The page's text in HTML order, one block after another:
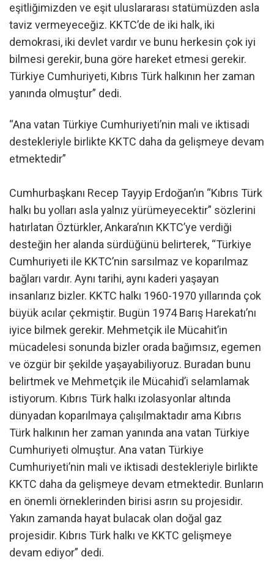
eşitliğimizden ve eşit uluslararası statümüzden asla
taviz vermeyeceğiz. KKTC’de de iki halk, iki
demokrasi, iki devlet vardır ve bunu herkesin çok iyi
bilmesi gerekir, buna göre hareket etmesi gerekir.
Türkiye Cumhuriyeti, Kıbrıs Türk halkının her zaman
yanında olmuştur” dedi.
“Ana vatan Türkiye Cumhuriyeti’nin mali ve iktisadi
destekleriyle birlikte KKTC daha da gelişmeye devam
etmektedir”
Cumhurbaşkanı Recep Tayyip Erdoğan’ın “Kıbrıs Türk
halkı bu yolları asla yalnız yürümeyecektir” sözlerini
hatırlatan Öztürkler, Ankara’nın KKTC’ye verdiği
desteğin her alanda sürdüğünü belirterek, “Türkiye
Cumhuriyeti ile KKTC’nin sarsılmaz ve koparılmaz
bağları vardır. Aynı tarihi, aynı kaderi yaşayan
insanlarız bizler. KKTC halkı 1960-1970 yıllarında çok
büyük acılar çekmiştir. Bugün 1974 Barış Harekatı’nı
iyice bilmek gerekir. Mehmetçik ile Mücahit’in
mücadelesi sonunda bizler orada bağımsız, egemen
ve özgür bir şekilde yaşayabiliyoruz. Buradan bunu
belirtmek ve Mehmetçik ile Mücahid’i selamlamak
istiyorum. Kıbrıs Türk halkı izolasyonlar altında
dünyadan koparılmaya çalışılmaktadır ama Kıbrıs
Türk halkının her zaman yanında ana vatan Türkiye
Cumhuriyeti olmuştur. Ana vatan Türkiye
Cumhuriyeti’nin mali ve iktisadi destekleriyle birlikte
KKTC daha da gelişmeye devam etmektedir. Bunların
en önemli örneklerinden birisi asrın su projesidir.
Yakın zamanda hayat bulacak olan doğal gaz
projesidir. Kıbrıs Türk halkı ve KKTC gelişmeye
devam ediyor” dedi.